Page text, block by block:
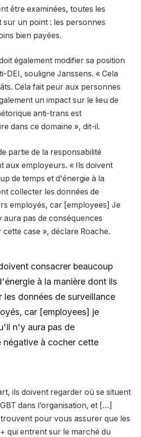
être examinées, toutes les
sur un point : les personnes
bien payées.
également modifier sa position
DEI, souligne Janssens. « Cela
Cela fait peur aux personnes
un impact sur le lieu de
anti-trans est
dans ce domaine », dit-il.
partie de la responsabilité
aux employeurs. « Ils doivent
de temps et d'énergie à la
collecter les données de
employés, car [employees] Je
pas de conséquences
case », déclare Roache.
consacrer beaucoup
à la manière dont ils
données de surveillance
car [employees] je
n'y aura pas de
négative à cocher cette
ils doivent regarder où se situent
dans l’organisation, et […]
pour vous assurer que les
qui entrent sur le marché du